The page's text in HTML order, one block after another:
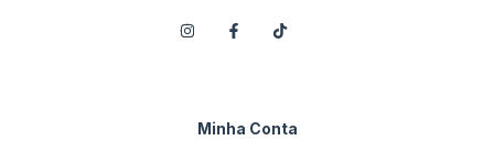
Minha Conta